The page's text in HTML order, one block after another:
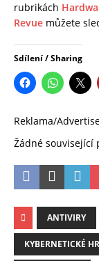
rubrikách
Revue můžete
Sdílení / Sharing
Reklama/
Žádné související
ANTIVIRY
KYBERNETICKÉ